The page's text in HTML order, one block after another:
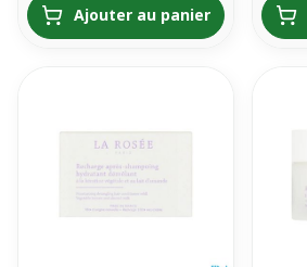
Ajouter au panier